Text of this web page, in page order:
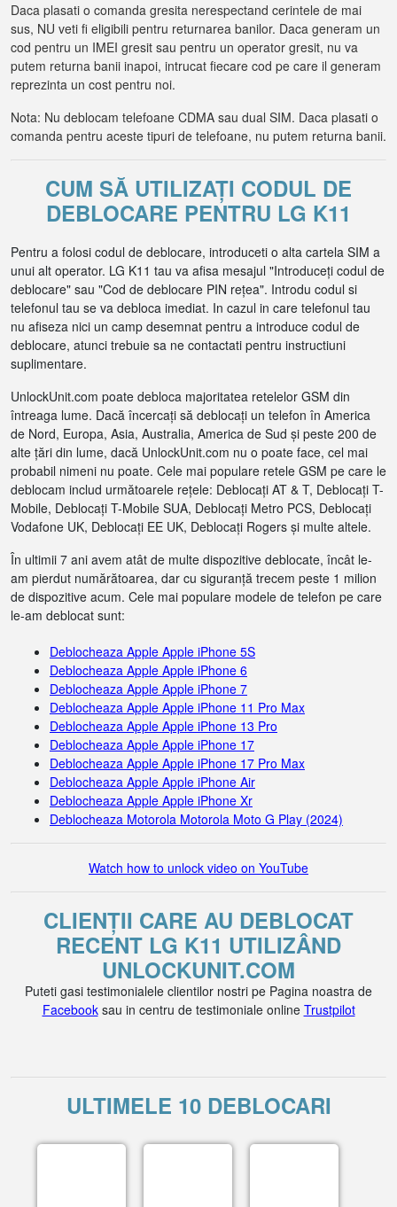
Daca plasati o comanda gresita nerespectand cerintele de mai
sus, NU veti fi eligibili pentru returnarea banilor. Daca generam un
cod pentru un IMEI gresit sau pentru un operator gresit, nu va
putem returna banii inapoi, intrucat fiecare cod pe care il generam
reprezinta un cost pentru noi.
Nota: Nu deblocam telefoane CDMA sau dual SIM. Daca plasati o
comanda pentru aceste tipuri de telefoane, nu putem returna banii.
CUM SĂ UTILIZAȚI CODUL DE
DEBLOCARE PENTRU LG K11
Pentru a folosi codul de deblocare, introduceti o alta cartela SIM a
unui alt operator. LG K11 tau va afisa mesajul "Introduceți codul de
deblocare" sau "Cod de deblocare PIN rețea". Introdu codul si
telefonul tau se va debloca imediat. In cazul in care telefonul tau
nu afiseza nici un camp desemnat pentru a introduce codul de
deblocare, atunci trebuie sa ne contactati pentru instructiuni
suplimentare.
UnlockUnit.com poate debloca majoritatea retelelor GSM din
întreaga lume. Dacă încercați să deblocați un telefon în America
de Nord, Europa, Asia, Australia, America de Sud și peste 200 de
alte țări din lume, dacă UnlockUnit.com nu o poate face, cel mai
probabil nimeni nu poate. Cele mai populare retele GSM pe care le
deblocam includ următoarele rețele: Deblocați AT & T, Deblocați T-
Mobile, Deblocați T-Mobile SUA, Deblocați Metro PCS, Deblocați
Vodafone UK, Deblocați EE UK, Deblocați Rogers și multe altele.
În ultimii 7 ani avem atât de multe dispozitive deblocate, încât le-
am pierdut numărătoarea, dar cu siguranță trecem peste 1 milion
de dispozitive acum. Cele mai populare modele de telefon pe care
le-am deblocat sunt:
Deblocheaza Apple Apple iPhone 5S
Deblocheaza Apple Apple iPhone 6
Deblocheaza Apple Apple iPhone 7
Deblocheaza Apple Apple iPhone 11 Pro Max
Deblocheaza Apple Apple iPhone 13 Pro
Deblocheaza Apple Apple iPhone 17
Deblocheaza Apple Apple iPhone 17 Pro Max
Deblocheaza Apple Apple iPhone Air
Deblocheaza Apple Apple iPhone Xr
Deblocheaza Motorola Motorola Moto G Play (2024)
Watch how to unlock video on YouTube
CLIENȚII CARE AU DEBLOCAT
RECENT LG K11 UTILIZÂND
UNLOCKUNIT.COM
Puteti gasi testimonialele clientilor nostri pe Pagina noastra de
Facebooksau in centru de testimoniale online Trustpilot
ULTIMELE 10 DEBLOCARI